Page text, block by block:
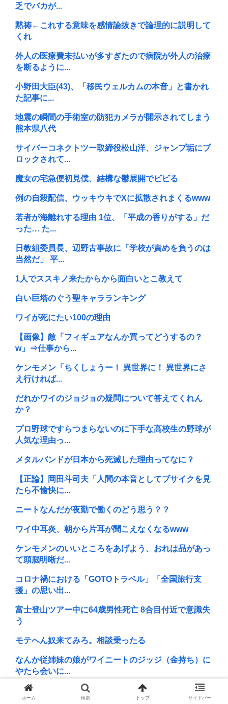
乏でバカが...
黙祷←これする意味を感情論抜きで論理的に説明して
くれ
外人の医療費未払いが多すぎたので病院が外人の治療
を断るように...
小野田大臣(43)、「移民ウェルカムの本音」と書かれ
た記事に...
地震の瞬間の手術室の防犯カメラが開示されてしまう
熊本県八代
サイバーコネクトツー取締役松山洋、ジャンプ垢にブ
ロックされて...
魔女の宅急便初見僕、結構な鬱展開でビビる
例の自殺配信、ウッキウキでXに拡散されまくるwww
若者が海離れする理由 1位、「平成の香りがする」だ
った… た...
日教組委員長、辺野古事故に「学校が責めを負うのは
当然だ」 平...
1人でススキノ来たからから面白いとこ教えて
白い巨塔のぐう聖キャラランキング
ワイが死にたい100の理由
【画像】敵「フィギュアなんか買ってどうするの？
w」⇒仕事から...
ケンモメン「ちくしょうー！ 異世界に！ 異世界にさ
え行ければ...
だれかワイのジョジョの疑問について答えてくれん
か？
プロ野球ですらつまらないのに下手な高校生の野球が
人気な理由っ...
メタルバンドが日本から死滅した理由ってなに？
【正論】岡田斗司夫「人間の本音としてブサイクを見
たら不愉快に...
ニートなんだが夜勤で働くのどう思う？？
ワイ中耳炎、朝から片耳が聞こえなくなるwww
ケンモメンのいいところをあげよう、おれは品があっ
て頭脳明晰だ...
コロナ禍における「GOTOトラベル」「全国旅行支
援」の思い出...
富士登山ツアー中に64歳男性死亡 8合目付近で意識失
う
モテへん奴来てみろ。相談乗ったる
なんか従姉妹の娘がワイニートのジッジ（金持ち）に
やたら会いに...
中国が未だに見下される理由って結局民度よな
ホーム 検索 トップ サイドバー